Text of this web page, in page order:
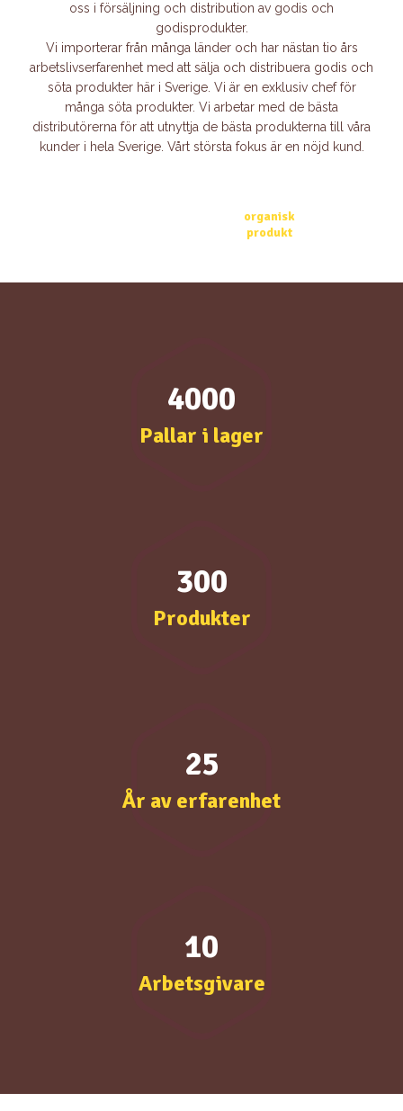
oss i försäljning och distribution av godis och
godisprodukter.
Vi importerar från många länder och har nästan tio års
arbetslivserfarenhet med att sälja och distribuera godis och
söta produkter här i Sverige. Vi är en exklusiv chef för
många söta produkter. Vi arbetar med de bästa
distributörerna för att utnyttja de bästa produkterna till våra
kunder i hela Sverige. Vårt största fokus är en nöjd kund.
organisk
produkt
4000
Pallar i lager
300
Produkter
25
År av erfarenhet
10
Arbetsgivare